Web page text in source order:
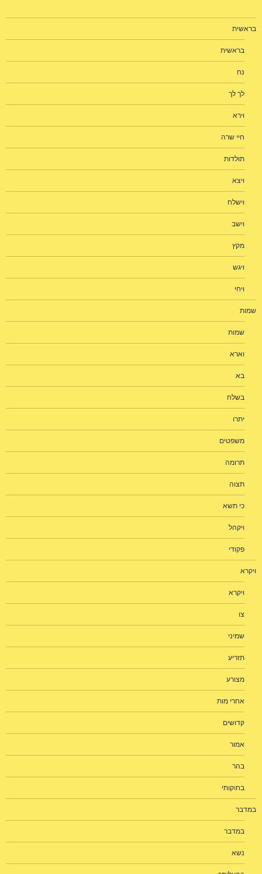
בראשית
בראשית
נח
לך לך
וירא
חיי שרה
תולדות
ויצא
וישלח
וישב
מקץ
ויגש
ויחי
שמות
שמות
וארא
בא
בשלח
יתרו
משפטים
תרומה
תצוה
כי תשא
ויקהל
פקודי
ויקרא
ויקרא
צו
שמיני
תזריע
מצורע
אחרי מות
קדושים
אמור
בהר
בחוקותי
במדבר
במדבר
נשא